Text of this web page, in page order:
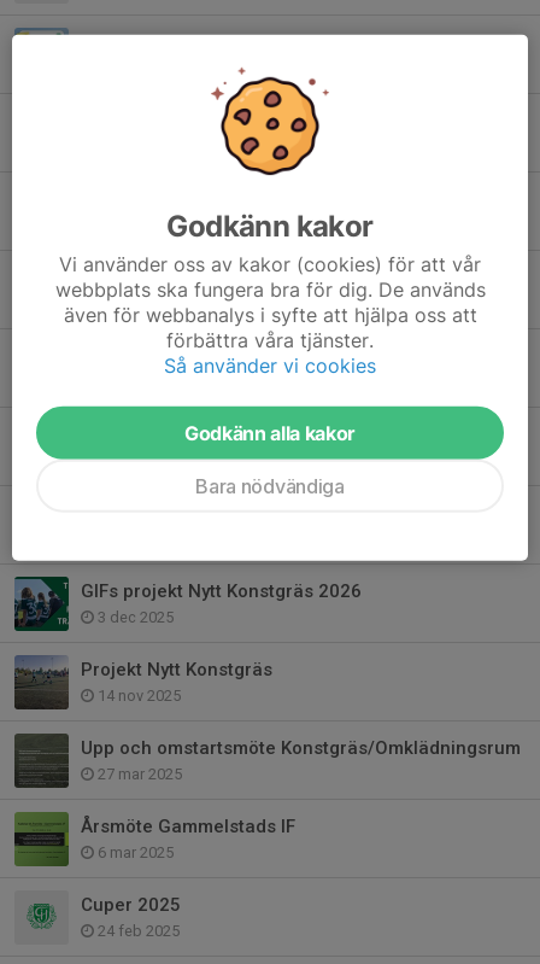
Swish, Fritidskortet och nytt Bankgiro
Informationsbrev från kassören om förändringar
29 maj, 13:32
Scanningskod ICA Maxi
17 apr, 10:35
Dags för årsmöte
Lions Alla platsar-stipendiet
13 feb, 07:45
GIFs projekt Nytt Konstgräs 2026
3 dec 2025
Projekt Nytt Konstgräs
14 nov 2025
Upp och omstartsmöte Konstgräs/Omklädningsrum
27 mar 2025
Årsmöte Gammelstads IF
6 mar 2025
Cuper 2025
24 feb 2025
Godkänn kakor
Vi använder oss av kakor (cookies) för att vår
webbplats ska fungera bra för dig. De används
även för webbanalys i syfte att hjälpa oss att
förbättra våra tjänster.
Så använder vi cookies
Godkänn alla kakor
Bara nödvändiga